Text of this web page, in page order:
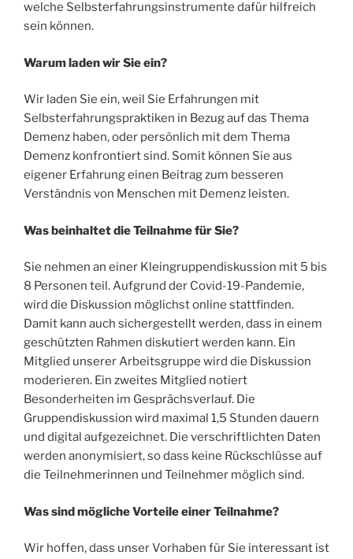
welche Selbsterfahrungsinstrumente dafür hilfreich
sein können.
Warum laden wir Sie ein?
Wir laden Sie ein, weil Sie Erfahrungen mit
Selbsterfahrungspraktiken in Bezug auf das Thema
Demenz haben, oder persönlich mit dem Thema
Demenz konfrontiert sind. Somit können Sie aus
eigener Erfahrung einen Beitrag zum besseren
Verständnis von Menschen mit Demenz leisten.
Was beinhaltet die Teilnahme für Sie?
Sie nehmen an einer Kleingruppendiskussion mit 5 bis
8 Personen teil. Aufgrund der Covid-19-Pandemie,
wird die Diskussion möglichst online stattfinden.
Damit kann auch sichergestellt werden, dass in einem
geschützten Rahmen diskutiert werden kann. Ein
Mitglied unserer Arbeitsgruppe wird die Diskussion
moderieren. Ein zweites Mitglied notiert
Besonderheiten im Gesprächsverlauf. Die
Gruppendiskussion wird maximal 1,5 Stunden dauern
und digital aufgezeichnet. Die verschriftlichten Daten
werden anonymisiert, so dass keine Rückschlüsse auf
die Teilnehmerinnen und Teilnehmer möglich sind.
Was sind mögliche Vorteile einer Teilnahme?
Wir hoffen, dass unser Vorhaben für Sie interessant ist